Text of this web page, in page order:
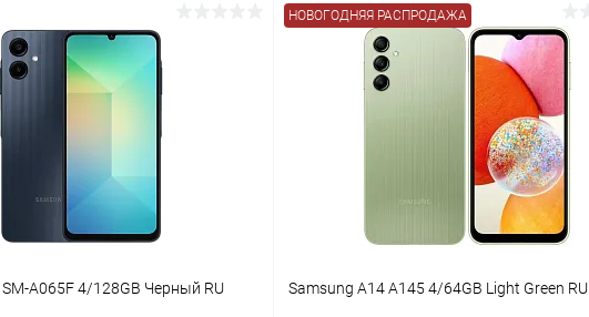
A065F 4/128GB Черный RU
НОВОГОДНЯЯ РАСПРОДАЖА
Samsung A14 A145 4/64GB Light Green RU